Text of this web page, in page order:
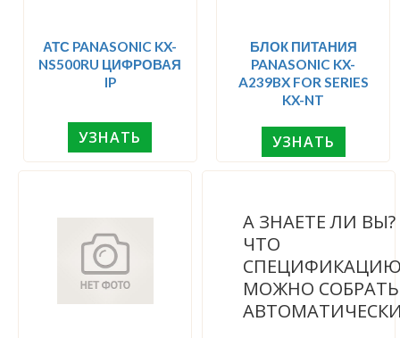
АТС PANASONIC KX-
NS500RU ЦИФРОВАЯ
IP
УЗНАТЬ
БЛОК ПИТАНИЯ
PANASONIC KX-
A239BX FOR SERIES
KX-NT
УЗНАТЬ
А ЗНАЕТЕ ЛИ ВЫ?
ЧТО
МОЖНО СОБРАТЬ